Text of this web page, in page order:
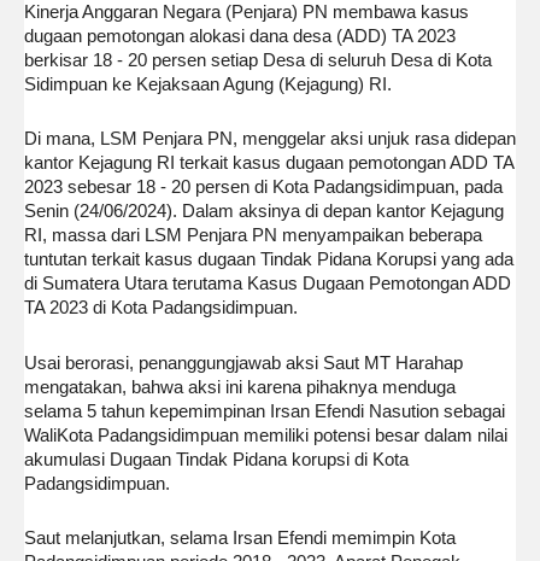
Kinerja Anggaran Negara (Penjara) PN membawa kasus
dugaan pemotongan alokasi dana desa (ADD) TA 2023
berkisar 18 - 20 persen setiap Desa di seluruh Desa di Kota
Sidimpuan ke Kejaksaan Agung (Kejagung) RI.
Di mana, LSM Penjara PN, menggelar aksi unjuk rasa didepan
kantor Kejagung RI terkait kasus dugaan pemotongan ADD TA
2023 sebesar 18 - 20 persen di Kota Padangsidimpuan, pada
Senin (24/06/2024). Dalam aksinya di depan kantor Kejagung
RI, massa dari LSM Penjara PN menyampaikan beberapa
tuntutan terkait kasus dugaan Tindak Pidana Korupsi yang ada
di Sumatera Utara terutama Kasus Dugaan Pemotongan ADD
TA 2023 di Kota Padangsidimpuan.
Usai berorasi, penanggungjawab aksi Saut MT Harahap
mengatakan, bahwa aksi ini karena pihaknya menduga
selama 5 tahun kepemimpinan Irsan Efendi Nasution sebagai
WaliKota Padangsidimpuan memiliki potensi besar dalam nilai
akumulasi Dugaan Tindak Pidana korupsi di Kota
Padangsidimpuan.
Saut melanjutkan, selama Irsan Efendi memimpin Kota